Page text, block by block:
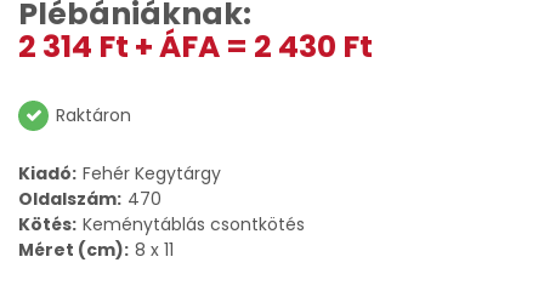
Plébániáknak:
2 314 Ft + ÁFA = 2 430 Ft
Raktáron
Kiadó: Fehér Kegytárgy
Oldalszám: 470
Kötés: Keménytáblás csontkötés
Méret (cm): 8 x 11